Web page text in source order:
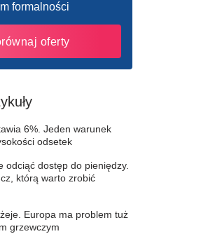
formalności
oferty
6%. Jeden warunek
odsetek
odciąć dostęp do pieniędzy.
którą warto zrobić
Europa ma problem tuż
grzewczym